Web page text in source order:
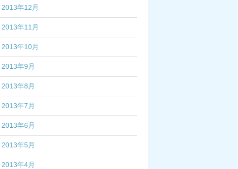
2013年12月
2013年11月
2013年10月
2013年9月
2013年8月
2013年7月
2013年6月
2013年5月
2013年4月